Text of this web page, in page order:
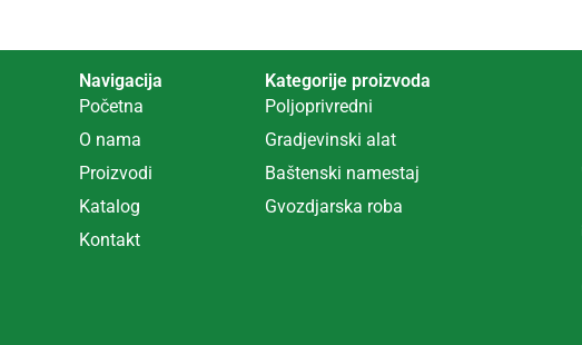
Navigacija
Početna
O nama
Proizvodi
Katalog
Kontakt
Kategorije proizvoda
Poljoprivredni
Gradjevinski alat
Baštenski namestaj
Gvozdjarska roba